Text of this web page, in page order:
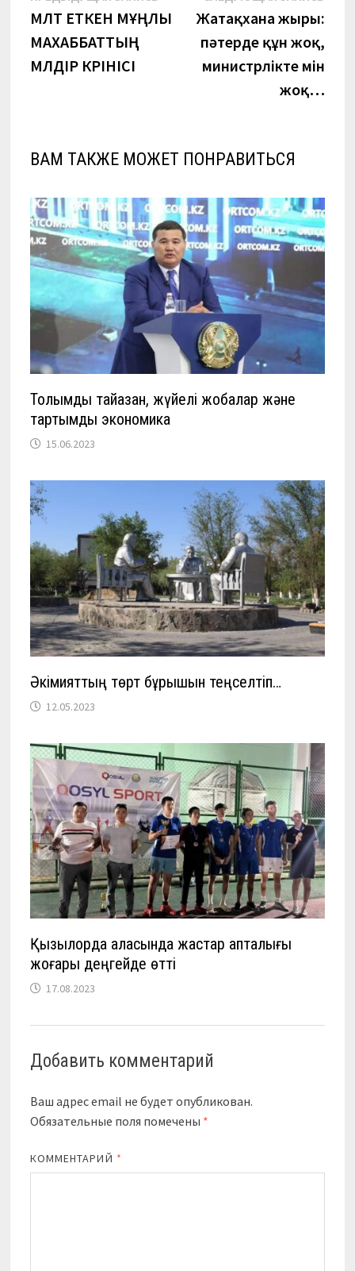
по
записям
запись:
МӨЛТ ЕТКЕН МҰҢЛЫ
МАХАББАТТЫҢ
МӨЛДІР КӨРІНІСІ
Жатақхана жыры:
пәтерде құн жоқ,
министрлікте мін
жоқ…
ВАМ ТАКЖЕ МОЖЕТ ПОНРАВИТЬСЯ
Толымды тайқазан, жүйелі жобалар және
тартымды экономика
15.06.2023
Әкімияттың төрт бұрышын теңселтіп…
12.05.2023
Қызылорда қаласында жастар апталығы
жоғары деңгейде өтті
17.08.2023
Добавить комментарий
Ваш адрес email не будет опубликован.
Обязательные поля помечены *
КОММЕНТАРИЙ *